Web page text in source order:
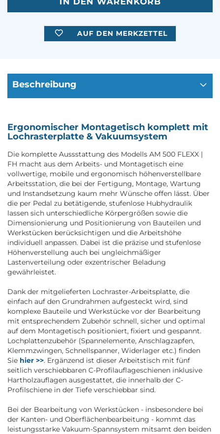
AUF DEN MERKZETTEL
Beschreibung
Ergonomischer Montagetisch komplett mit
Lochrasterplatte & Vakuumsystem
Die komplette Aussstattung des Modells AM 500 FLEXX |
FH macht aus dem Arbeits- und Montagetisch eine
vollwertige, mobile und ergonomisch höhenverstellbare
Arbeitsstation, die bei der Fertigung, Montage, Wartung
und Instandsetzung kaum mehr Wünsche offen lässt. Über
die per Pedal zu betätigende, stufenlose Hubhydraulik
lassen sich unterschiedliche Körpergrößen sowie die
Dimensionierung und Positionierung von Bauteilen und
Werkstücken berücksichtigen und die Arbeitshöhe
individuell anpassen. Dabei ist die präzise und stufenlose
Höhenverstellung auch bei ungleichmäßiger
Lastenverteilung oder exzentrischer Beladung
gewährleistet.
Dank der mitgelieferten Lochraster-Arbeitsplatte, die
einfach auf den Grundrahmen aufgesteckt wird, sind
komplexe Bauteile und Werkstücke vor der Bearbeitung
mit entsprechendem Zubehör schnell, sicher und optimal
auf dem Montagetisch positioniert, fixiert und gespannt.
Lochplattenzubehör (Spannelemente, Anschlagzapfen,
Klemmzwingen, Schnellspanner, Widerlager etc.) finden
Sie hier >>. Ergänzend ist dieser Arbeitstisch mit fünf
seitlich verschiebbaren C-Profilauflageschienen inklusive
Hartholzauflagen ausgestattet, die innerhalb der C-
Profilschiene in der Tiefe verschiebbar sind.
Bei der Bearbeitung von Werkstücken - insbesondere bei
der Kanten- und Oberflächenbearbeitung - kommt das
leistungsstarke Vakuum-Spannsystem mitsamt den beiden